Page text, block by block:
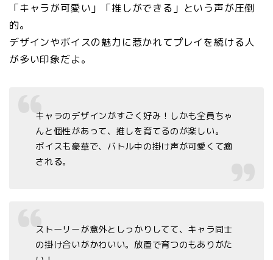
「キャラが可愛い」「推しができる」という声が圧倒
的。
デザインやボイスの魅力に惹かれてプレイを続ける人
が多い印象だよ。
キャラのデザインがすごく好み！しかも全員ちゃ
んと個性があって、推しを育てるのが楽しい。
ボイスも豪華で、バトル中の掛け声が可愛くて癒
される。
ストーリーが意外としっかりしてて、キャラ同士
の掛け合いがかわいい。放置で育つのもありがた